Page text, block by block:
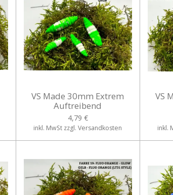
VS Made 30mm Extrem
Auftreibend
4,79 €
inkl. MwSt zzgl. Versandkosten
VS
inkl.